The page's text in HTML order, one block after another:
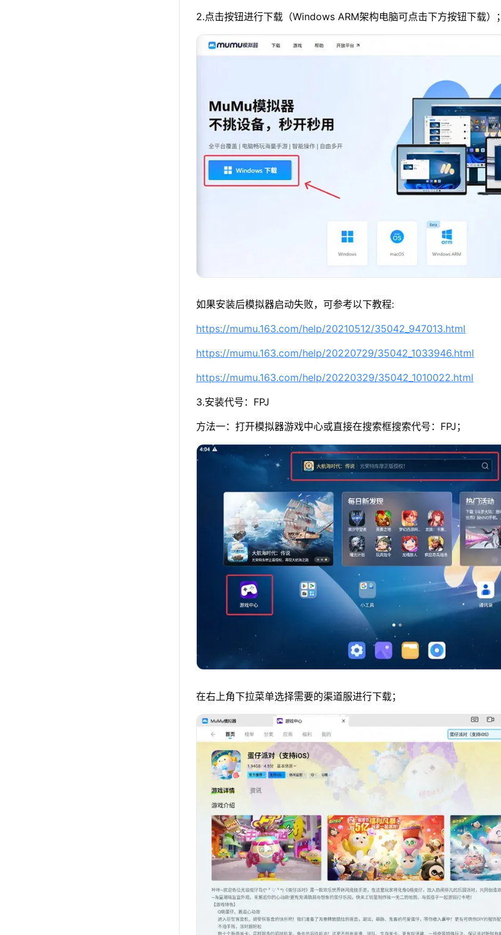
2.点击按钮进行下载（Windows ARM架构电脑可点击下方按钮下载）；
如果安装后模拟器启动失败，可参考以下教程:
https://mumu.163.com/help/20210512/35042_947013.html
https://mumu.163.com/help/20220729/35042_1033946.html
https://mumu.163.com/help/20220329/35042_1010022.html
3.安装代号：FPJ
方法一：打开模拟器游戏中心或直接在搜索框搜索代号：FPJ；
在右上角下拉菜单选择需要的渠道服进行下载；